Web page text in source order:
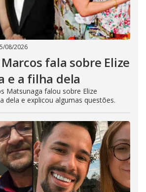
08/2026
fala sobre Elize
e a filha dela
Matsunaga falou sobre Elize
dela e explicou algumas questões.